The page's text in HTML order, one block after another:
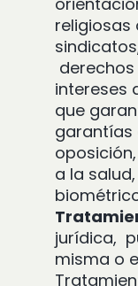
religiosas
intereses
que
garantías
a la
jurídica,
misma o